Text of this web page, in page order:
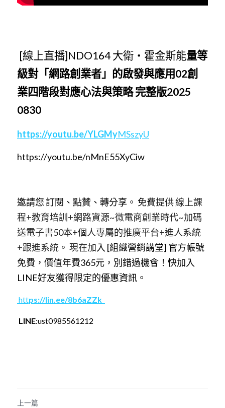
[線上直播]NDO164 大衛・霍金斯能量等
級對「網路創業者」的啟發與應用02創
業四階段對應心法與策略 完整版2025
0830
https://youtu.be/YLGMyMSszyU
https://youtu.be/nMnE55XyCiw
邀請您 訂閱、點贊、轉分享。 免費提供 線上課
程+教育培訓+網路資源~微電商創業時代~加碼
送電子書50本+個人專屬的推廣平台+進人系統
+跟進系統。 現在加入 [組織營銷講堂] 官方帳號
免費，價值年費365元，別錯過機會！快加入
LINE好友獲得限定的優惠資訊。
https://lin.ee/8b6aZZk
LINE:ust0985561212
上一篇